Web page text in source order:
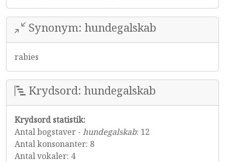
Synonym: hundegalskab
rabies
Krydsord: hundegalskab
Krydsord statistik:
Antal bogstaver - hundegalskab: 12
Antal konsonanter: 8
Antal vokaler: 4